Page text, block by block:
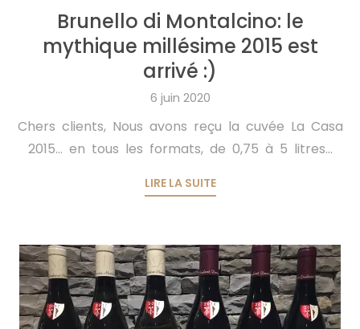
Brunello di Montalcino: le
mythique millésime 2015 est
arrivé :)
6 juin 2020
Chers clients, Nous avons reçu la cuvée La Casa
2015… en tous les formats, de 0,75 à 5 litres...
LIRE LA SUITE